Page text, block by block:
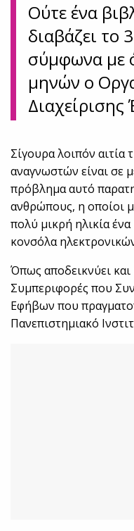
Ούτε ένα
διαβάζει το
σύμφωνα με
μηνών ο
Σίγουρα λοιπόν
αναγνωστών είναι σε
πρόβλημα αυτό
ανθρώπους, η οποίοι
πολύ μικρή ηλικία
κονσόλα
Όπως αποδεικνύει και
Συμπεριφορές που
Εφήβων που
Πανεπιστημιακό